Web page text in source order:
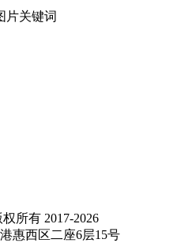
所有 2017-2026
惠西区二座6层15号